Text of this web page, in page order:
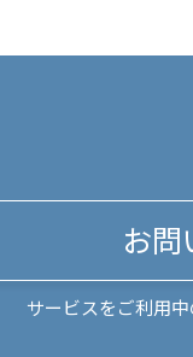
お問
サービスをご利用